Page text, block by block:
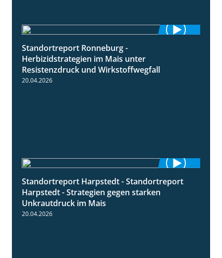
Standortreport Ronneburg -
Herbizidstrategien im Mais unter
Resistenzdruck und Wirkstoffwegfall
20.04.2026
9:11
Standortreport Harpstedt - Standortreport
Harpstedt - Strategien gegen starken
Unkrautdruck im Mais
20.04.2026